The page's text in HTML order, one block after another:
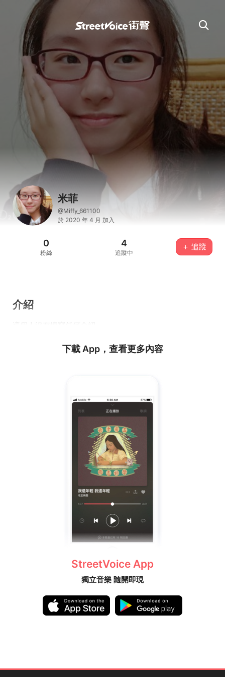
米菲
@Miffy_661100
於 2020 年 4 月 加入
0
粉絲
4
追蹤中
＋ 追蹤
介紹
下載 App，查看更多內容
StreetVoice App
獨立音樂 隨開即現